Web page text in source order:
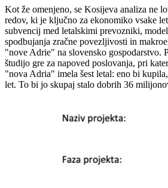
Kot že omenjeno, se Kosijeva analiza ne
redov, ki je ključno za ekonomiko vsake
subvencij med letalskimi prevozniki,
spodbujanja zračne povezljivosti in
"nove Adrie" na slovensko gospodarstvo.
študijo gre za napoved poslovanja, pri
"nova Adria" imela šest letal: eno bi
let. To bi jo skupaj stalo dobrih 36